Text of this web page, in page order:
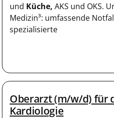
und Küche, AKS und OKS.
Medizin³: umfassende
spezialisierte
Oberarzt (m/w/d) für
Kardiologie